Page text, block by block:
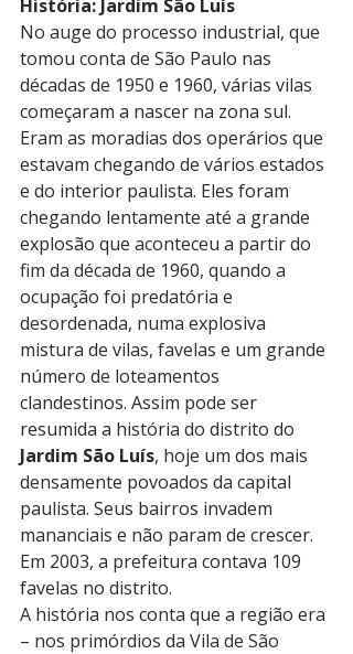
História: Jardim São Luís
No auge do processo industrial, que
tomou conta de São Paulo nas
décadas de 1950 e 1960, várias vilas
começaram a nascer na zona sul.
Eram as moradias dos operários que
estavam chegando de vários estados
e do interior paulista. Eles foram
chegando lentamente até a grande
explosão que aconteceu a partir do
fim da década de 1960, quando a
ocupação foi predatória e
desordenada, numa explosiva
mistura de vilas, favelas e um grande
número de loteamentos
clandestinos. Assim pode ser
resumida a história do distrito do
Jardim São Luís, hoje um dos mais
densamente povoados da capital
paulista. Seus bairros invadem
mananciais e não param de crescer.
Em 2003, a prefeitura contava 109
favelas no distrito.
A história nos conta que a região era
– nos primórdios da Vila de São